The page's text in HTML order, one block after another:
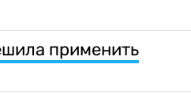
применить